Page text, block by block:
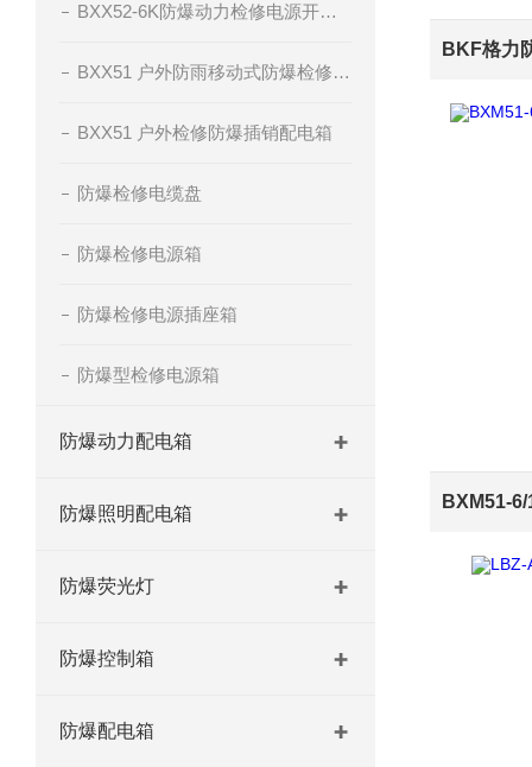
BXX52-6K防爆动力检修电源开关箱
BXX51 户外防雨移动式防爆检修电源插座箱
BXX51 户外检修防爆插销配电箱
防爆检修电缆盘
防爆检修电源箱
防爆检修电源插座箱
防爆型检修电源箱
防爆动力配电箱
防爆照明配电箱
防爆荧光灯
防爆控制箱
防爆配电箱